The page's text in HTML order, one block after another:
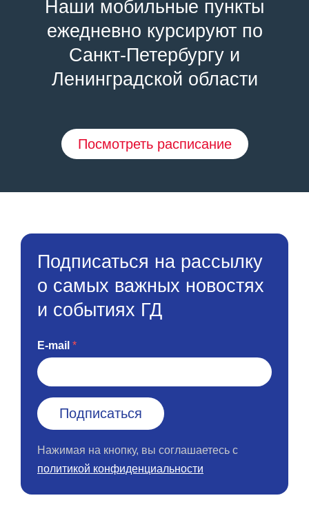
Наши мобильные пункты
ежедневно курсируют по
Санкт-Петербургу и
Ленинградской области
Посмотреть расписание
Подписаться на рассылку
о самых важных новостях
и событиях ГД
E-mail
Нажимая на кнопку, вы соглашаетесь с
политикой конфиденциальности